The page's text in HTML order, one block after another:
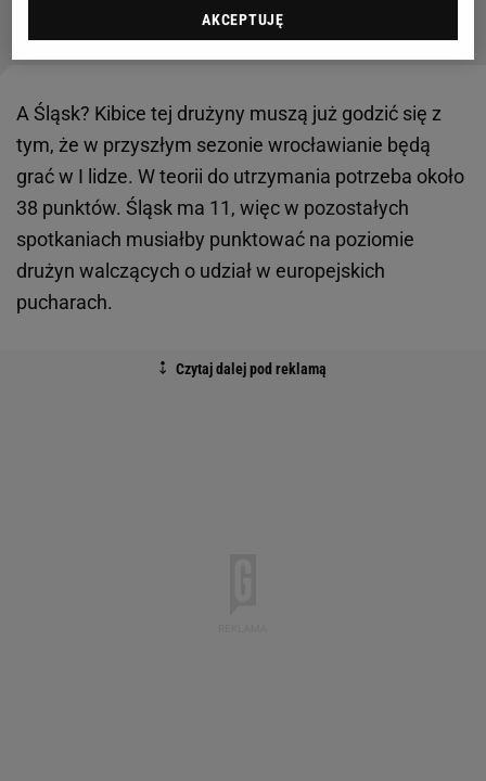
A Śląsk? Kibice tej drużyny muszą już godzić się z
tym, że w przyszłym sezonie wrocławianie będą
grać w I lidze. W teorii do utrzymania potrzeba około
38 punktów. Śląsk ma 11, więc w pozostałych
spotkaniach musiałby punktować na poziomie
drużyn walczących o udział w europejskich
pucharach.
AKCEPTUJĘ